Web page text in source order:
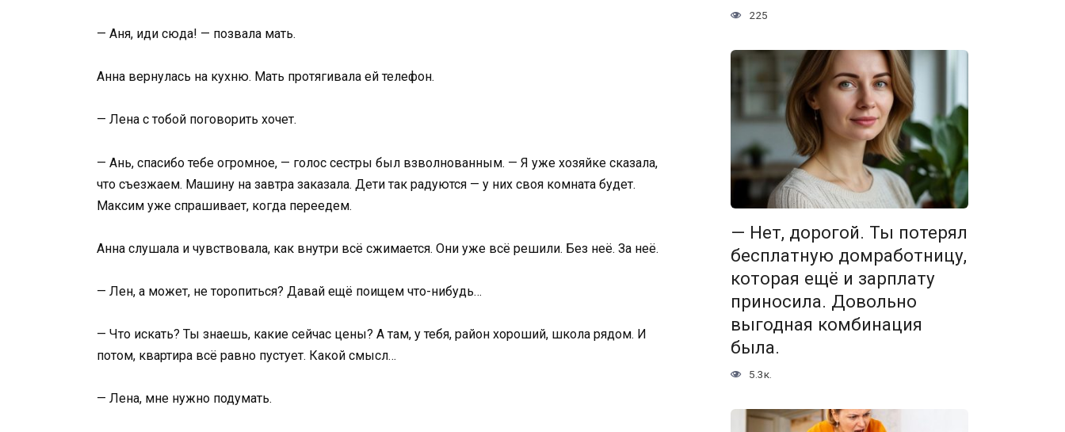
— Аня, иди сюда! — позвала мать.
Анна вернулась на кухню. Мать протягивала ей телефон.
— Лена с тобой поговорить хочет.
— Ань, спасибо тебе огромное, — голос сестры был взволнованным. — Я уже хозяйке сказала,
что съезжаем. Машину на завтра заказала. Дети так радуются — у них своя комната будет.
Максим уже спрашивает, когда переедем.
Анна слушала и чувствовала, как внутри всё сжимается. Они уже всё решили. Без неё. За неё.
— Лен, а может, не торопиться? Давай ещё поищем что-нибудь…
— Что искать? Ты знаешь, какие сейчас цены? А там, у тебя, район хороший, школа рядом. И
потом, квартира всё равно пустует. Какой смысл…
— Лена, мне нужно подумать.
225
— Нет, дорогой. Ты потерял
бесплатную домработницу,
которая ещё и зарплату
приносила. Довольно
выгодная комбинация
была.
5.3к.